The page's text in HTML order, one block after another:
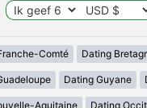
Comté Dating
Dating Guyane
Aquitaine Dating